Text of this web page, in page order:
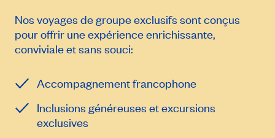
Nos voyages de groupe exclusifs sont conçus
pour offrir une expérience enrichissante,
conviviale et sans souci:
Accompagnement francophone
Inclusions généreuses et excursions
exclusives